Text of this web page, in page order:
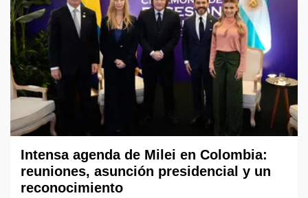
Intensa agenda de Milei en Colombia:
reuniones, asunción presidencial y un
reconocimiento